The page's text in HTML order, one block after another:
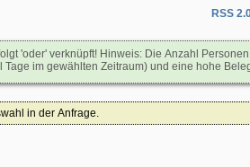
RSS
'oder' verknüpft! Hinweis: Die Anzahl
im gewählten Zeitraum) und eine hohe
in der Anfrage.